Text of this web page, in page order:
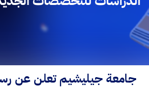
جامعة جيليشيم تعلن عن